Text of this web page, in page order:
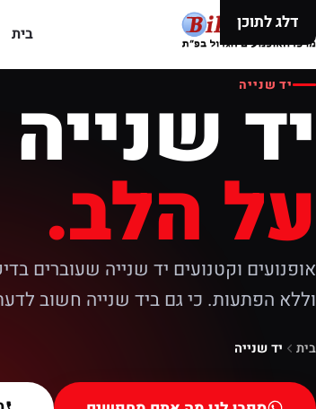
דלג לתוכן
בית
יד שנייה
יד שנייה
על הלב.
אופנועים וקטנועים יד שנייה שעוברים
וללא הפתעות. כי גם ביד שנייה חשוב
בית יד שנייה